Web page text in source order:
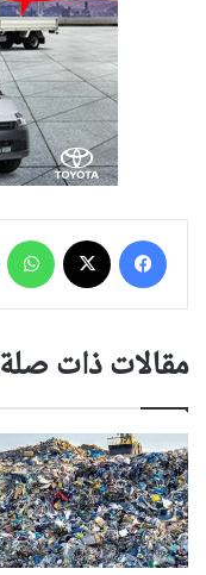
فيسبوك
مقالات ذات صلة